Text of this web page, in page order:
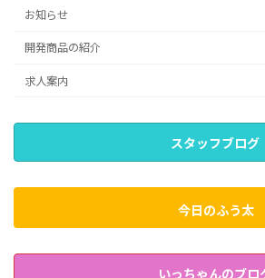
お知らせ
開発商品の紹介
求人案内
スタッフブログ
今日のふう太
いっちゃんのブロ